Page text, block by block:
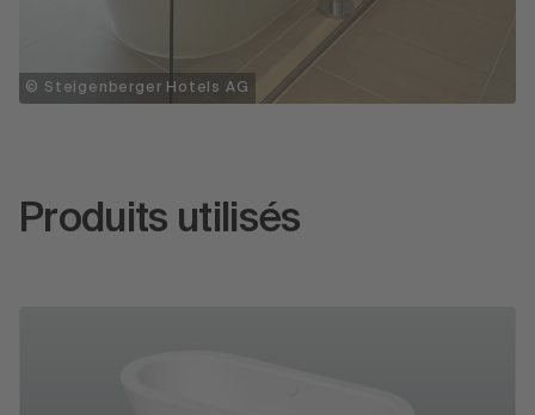
© Steigenberger Hotels AG
Produits utilisés